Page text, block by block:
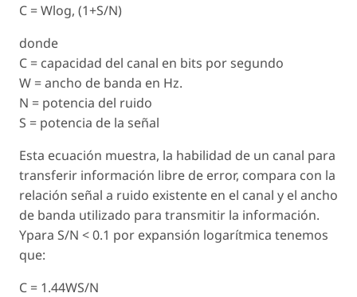
C = Wlog, (1+S/N)
donde
C = capacidad del canal en bits por segundo
W = ancho de banda en Hz.
N = potencia del ruido
S = potencia de la señal
Esta ecuación muestra, la habilidad de un canal para
transferir información libre de error, compara con la
relación señal a ruido existente en el canal y el ancho
de banda utilizado para transmitir la información.
Ypara S/N < 0.1 por expansión logarítmica tenemos
que:
C = 1.44WS/N